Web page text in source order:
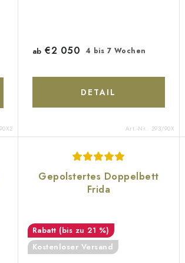
4 bis 7 Wochen
ab €2 050
DETAIL
Art.-Nr.: 293/90X
Gepolstertes Doppelbett
Frida
(bis zu 21 %)
Kostenloser Versand